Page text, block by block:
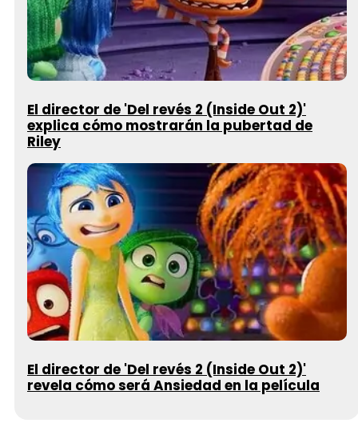
El director de 'Del revés 2 (Inside Out 2)'
explica cómo mostrarán la pubertad de
Riley
El director de 'Del revés 2 (Inside Out 2)'
revela cómo será Ansiedad en la película